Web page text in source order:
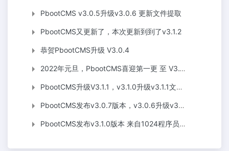
PbootCMS v3.0.5升级v3.0.6 更新文件提取
PbootCMS又更新了，本次更新到到了v3.1.2
恭贺PbootCMS升级 V3.0.4
2022年元旦，PbootCMS喜迎第一更 至 V3.1.3
PbootCMS升级V3.1.1，v3.1.0升级v3.1.1文件提取
PbootCMS发布v3.0.7版本，v3.0.6升级v3.0.7文件提取
PbootCMS发布v3.1.0版本 来自1024程序员节的重大更新